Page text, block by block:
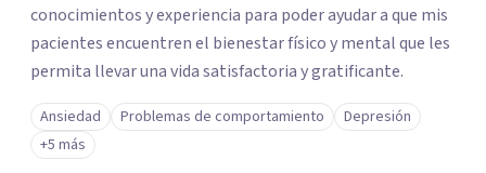
conocimientos y experiencia para poder ayudar a que mis
pacientes encuentren el bienestar físico y mental que les
permita llevar una vida satisfactoria y gratificante.
Ansiedad Problemas de comportamiento
Depresión
+5 más